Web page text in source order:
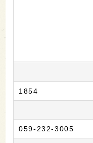
1854
059-232-3005